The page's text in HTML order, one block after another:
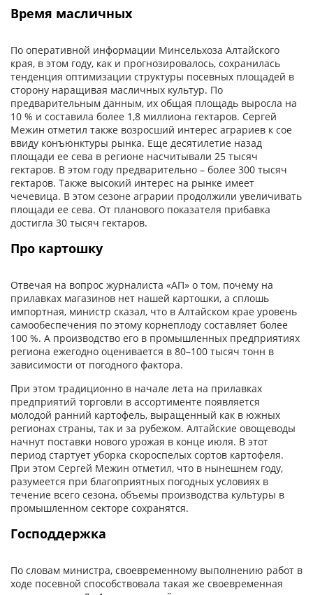
Время масличных
По оперативной информации Минсельхоза Алтайского
края, в этом году, как и прогнозировалось, сохранилась
тенденция оптимизации структуры посевных площадей в
сторону наращивая масличных культур. По
предварительным данным, их общая площадь выросла на
10 % и составила более 1,8 миллиона гектаров. Сергей
Межин отметил также возросший интерес аграриев к сое
ввиду конъюнктуры рынка. Еще десятилетие назад
площади ее сева в регионе насчитывали 25 тысяч
гектаров. В этом году предварительно – более 300 тысяч
гектаров. Также высокий интерес на рынке имеет
чечевица. В этом сезоне аграрии продолжили увеличивать
площади ее сева. От планового показателя прибавка
достигла 30 тысяч гектаров.
Про картошку
Отвечая на вопрос журналиста «АП» о том, почему на
прилавках магазинов нет нашей картошки, а сплошь
импортная, министр сказал, что в Алтайском крае уровень
самообеспечения по этому корнеплоду составляет более
100 %. А производство его в промышленных предприятиях
региона ежегодно оценивается в 80–100 тысяч тонн в
зависимости от погодного фактора.
При этом традиционно в начале лета на прилавках
предприятий торговли в ассортименте появляется
молодой ранний картофель, выращенный как в южных
регионах страны, так и за рубежом. Алтайские овощеводы
начнут поставки нового урожая в конце июля. В этот
период стартует уборка скороспелых сортов картофеля.
При этом Сергей Межин отметил, что в нынешнем году,
разумеется при благоприятных погодных условиях в
течение всего сезона, объемы производства культуры в
промышленном секторе сохранятся.
Господдержка
По словам министра, своевременному выполнению работ в
ходе посевной способствовала такая же своевременная